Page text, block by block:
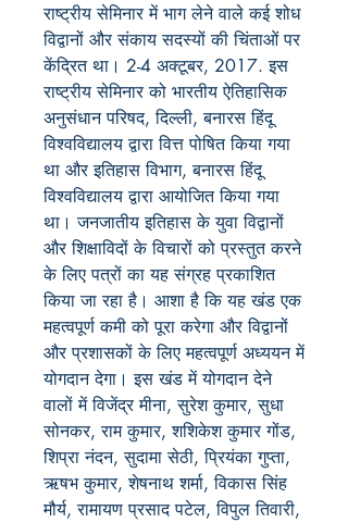
राष्ट्रीय सेमिनार में भाग लेने वाले कई शोध
विद्वानों और संकाय सदस्यों की चिंताओं पर
केंद्रित था। 2-4 अक्टूबर, 2017. इस
राष्ट्रीय सेमिनार को भारतीय ऐतिहासिक
अनुसंधान परिषद, दिल्ली, बनारस हिंदू
विश्वविद्यालय द्वारा वित्त पोषित किया गया
था और इतिहास विभाग, बनारस हिंदू
विश्वविद्यालय द्वारा आयोजित किया गया
था। जनजातीय इतिहास के युवा विद्वानों
और शिक्षाविदों के विचारों को प्रस्तुत करने
के लिए पत्रों का यह संग्रह प्रकाशित
किया जा रहा है। आशा है कि यह खंड एक
महत्वपूर्ण कमी को पूरा करेगा और विद्वानों
और प्रशासकों के लिए महत्वपूर्ण अध्ययन में
योगदान देगा। इस खंड में योगदान देने
वालों में विजेंद्र मीना, सुरेश कुमार, सुधा
सोनकर, राम कुमार, शशिकेश कुमार गोंड,
शिप्रा नंदन, सुदामा सेठी, प्रियंका गुप्ता,
ऋषभ कुमार, शेषनाथ शर्मा, विकास सिंह
मौर्य, रामायण प्रसाद पटेल, विपुल तिवारी,